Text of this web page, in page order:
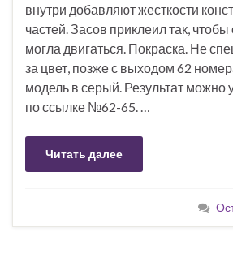
внутри добавляют жесткости
частей. Засов приклеил так,
могла двигаться. Покраска. Не
за цвет, позже с выходом 62
модель в серый. Результат можно
по ссылке №62-65. …
Читать далее